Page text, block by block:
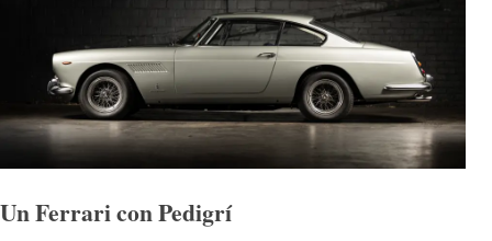
Un Ferrari con Pedigrí